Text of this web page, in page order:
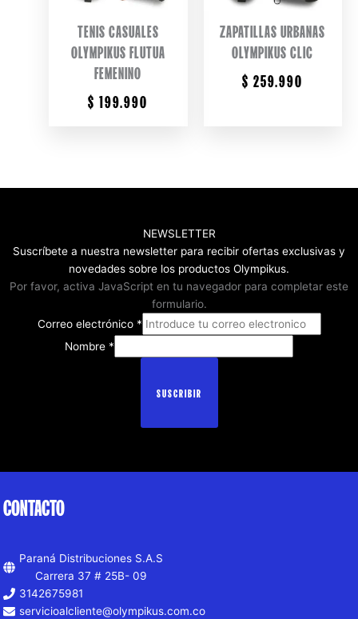
TENIS CASUALES
OLYMPIKUS FLUTUA
FEMENINO
$ 199.990
ZAPATILLAS URBANAS
OLYMPIKUS CLIC
$ 259.990
NEWSLETTER
Suscríbete a nuestra newsletter para recibir ofertas exclusivas y
novedades sobre los productos Olympikus.
Por favor, activa JavaScript en tu navegador para completar este
formulario.
Correo electrónico *
Nombre *
SUSCRIBIR
CONTACTO
Paraná Distribuciones S.A.S
Carrera 37 # 25B- 09
3142675981
servicioalcliente@olympikus.com.co